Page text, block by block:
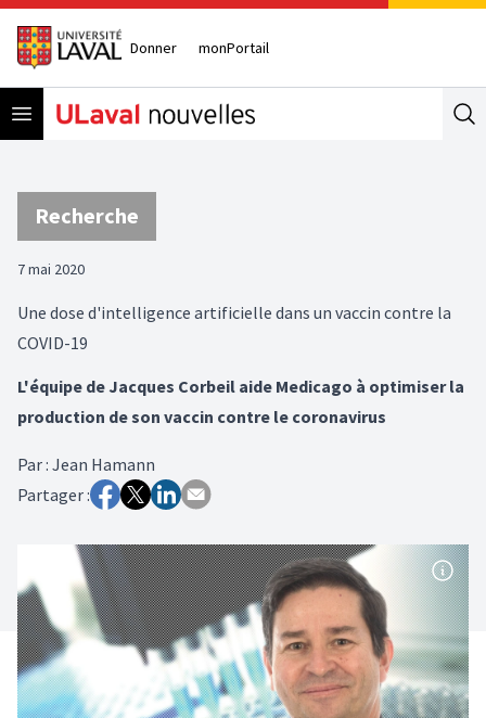
Donner monPortail
Open menu
Recherche
7 mai 2020
Une dose d'intelligence artificielle dans un vaccin contre la
COVID-19
L'équipe de Jacques Corbeil aide Medicago à optimiser la
production de son vaccin contre le coronavirus
Par: Jean Hamann
Partager :